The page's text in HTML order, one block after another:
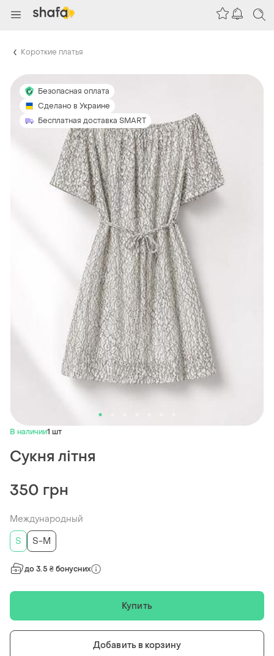
Короткие платья
Безопасная оплата
Сделано в Украине
Бесплатная доставка SMART
В наличии1 шт
Сукня літня
350 грн
Международный
S
S-M
до 3.5 ₴ бонусних
Купить
Добавить в корзину